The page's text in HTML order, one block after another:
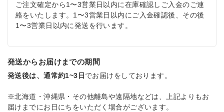
ご注文確定から1〜3営業日以内に在庫確認しご入金のご連
絡をいたします。1〜3営業日以内にご入金確認後、その後
1〜3営業日以内に発送を行います。
発送からお届けまでの期間
発送後は、通常約1~3日 でお届けをしております。
※北海道・沖縄県・その他離島や遠隔地などは、上記よりもお
届けまでにお日にちをいただく場合がございます。